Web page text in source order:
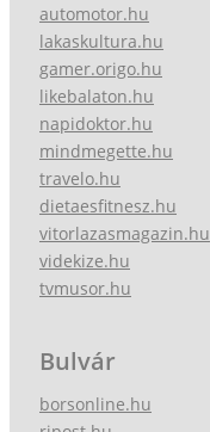
automotor.hu
lakaskultura.hu
gamer.origo.hu
likebalaton.hu
napidoktor.hu
mindmegette.hu
travelo.hu
dietaesfitnesz.hu
vitorlazasmagazin.hu
videkize.hu
tvmusor.hu
Bulvár
borsonline.hu